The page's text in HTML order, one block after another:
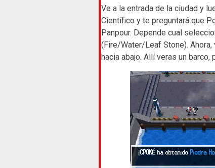
Ve a la entrada de la ciudad y
Científico y te preguntará que
Panpour. Depende cual
(Fire/Water/Leaf Stone).
hacia abajo. Allí veras un